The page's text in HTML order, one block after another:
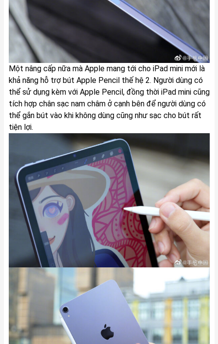
Một nâng cấp nữa mà Apple mang tới cho iPad mini mới là
khả năng hỗ trợ bút Apple Pencil thế hệ 2. Người dùng có
thể sử dụng kèm với Apple Pencil, đồng thời iPad mini cũng
tích hợp chân sạc nam châm ở cạnh bên để người dùng có
thể gắn bút vào khi không dùng cũng như sạc cho bút rất
tiện lợi.